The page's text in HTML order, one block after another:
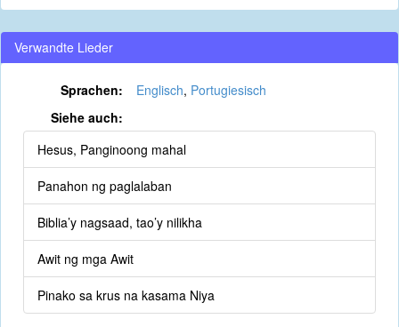
Verwandte Lieder
Sprachen: Englisch, Portugiesisch
Siehe auch:
Hesus, Panginoong mahal
Panahon ng paglalaban
Biblia’y nagsaad, tao’y nilikha
Awit ng mga Awit
Pinako sa krus na kasama Niya